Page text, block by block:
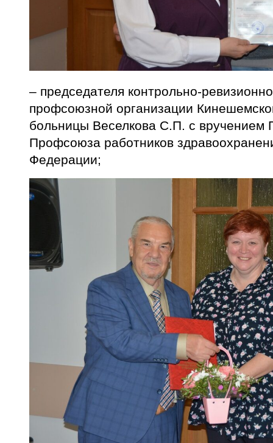
– председателя контрольно-
профсоюзной организации
больницы Веселкова С.П. с вручением
Профсоюза работников
Федерации;